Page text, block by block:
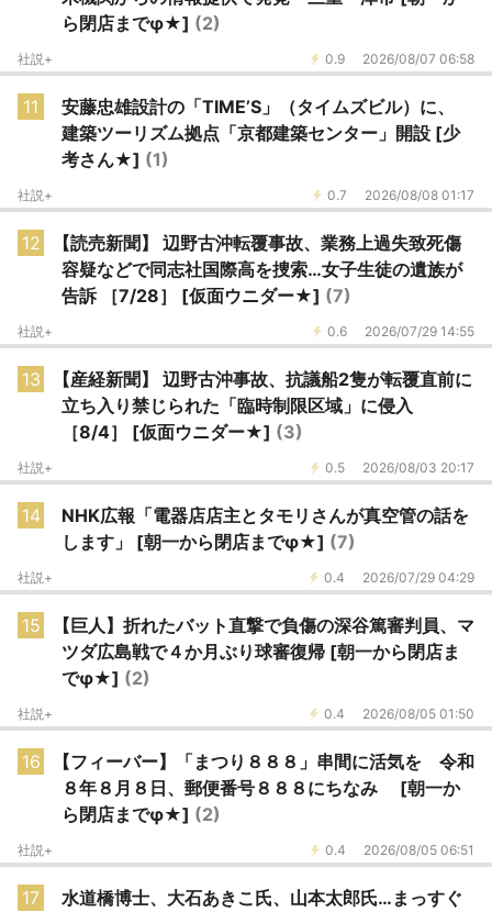
ら閉店までφ★] (2)
0.9 2026/08/07 06:58
社説+
11
安藤忠雄設計の「TIME’S」（タイムズビル）に、
建築ツーリズム拠点「京都建築センター」開設 [少
考さん★] (1)
0.7 2026/08/08 01:17
社説+
12
【読売新聞】 辺野古沖転覆事故、業務上過失致死傷
容疑などで同志社国際高を捜索…女子生徒の遺族が
告訴 ［7/28］ [仮面ウニダー★] (7)
0.6 2026/07/29 14:55
社説+
13
【産経新聞】 辺野古沖事故、抗議船2隻が転覆直前に
立ち入り禁じられた「臨時制限区域」に侵入
［8/4］ [仮面ウニダー★] (3)
0.5 2026/08/03 20:17
社説+
14
NHK広報「電器店店主とタモリさんが真空管の話を
します」 [朝一から閉店までφ★] (7)
0.4 2026/07/29 04:29
社説+
15
【巨人】折れたバット直撃で負傷の深谷篤審判員、マ
ツダ広島戦で４か月ぶり球審復帰 [朝一から閉店ま
でφ★] (2)
0.4 2026/08/05 01:50
社説+
16
【フィーバー】「まつり８８８」串間に活気を 令和
８年８月８日、郵便番号８８８にちなみ [朝一か
ら閉店までφ★] (2)
0.4 2026/08/05 06:51
社説+
17
水道橋博士、大石あきこ氏、山本太郎氏…まっすぐ